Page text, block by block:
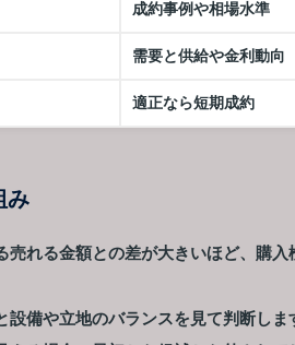
成約事例や相場水準
需要と供給や金利動向
適正なら短期成約
み
れる金額との差が大きいほど、購
備や立地のバランスを見て判断しま